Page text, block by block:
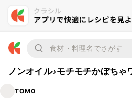
ノンオイル♪モチモチかぼちゃ
TOMO